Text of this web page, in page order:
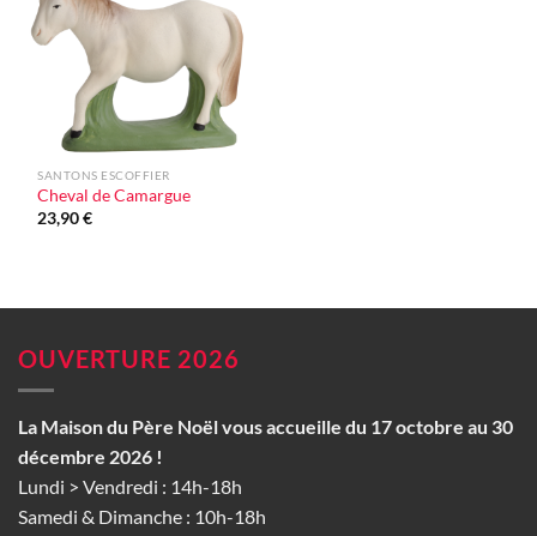
d'envie
SANTONS ESCOFFIER
Cheval de Camargue
23,90€
OUVERTURE 2026
La Maison du Père Noël vous accueille du 17 octobre au 30
décembre 2026 !
Lundi > Vendredi : 14h-18h
Samedi & Dimanche : 10h-18h